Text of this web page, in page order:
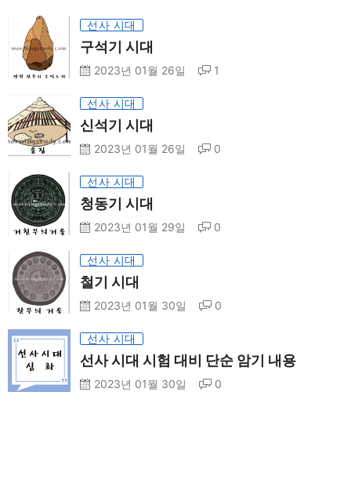
선사 시대
구석기 시대
2023년 01월 26일 1
선사 시대
신석기 시대
2023년 01월 26일 0
선사 시대
청동기 시대
2023년 01월 29일 0
선사 시대
철기 시대
2023년 01월 30일 0
선사 시대
선사 시대 시험 대비 단순 암기 내용
2023년 01월 30일 0